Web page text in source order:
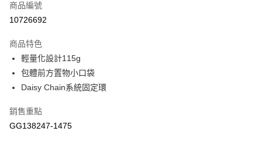
悠遊付
7-11取貨(快速到店)
每筆NT$100，滿NT$1,500(含以上)免運費
宅配-本島
每筆NT$100，滿NT$1,500(含以上)免運費
商品編號
10726692
商品特色
輕量化設計115g
包體前方置物小口袋
Daisy Chain系統固定環
銷售重點
GG138247-1475